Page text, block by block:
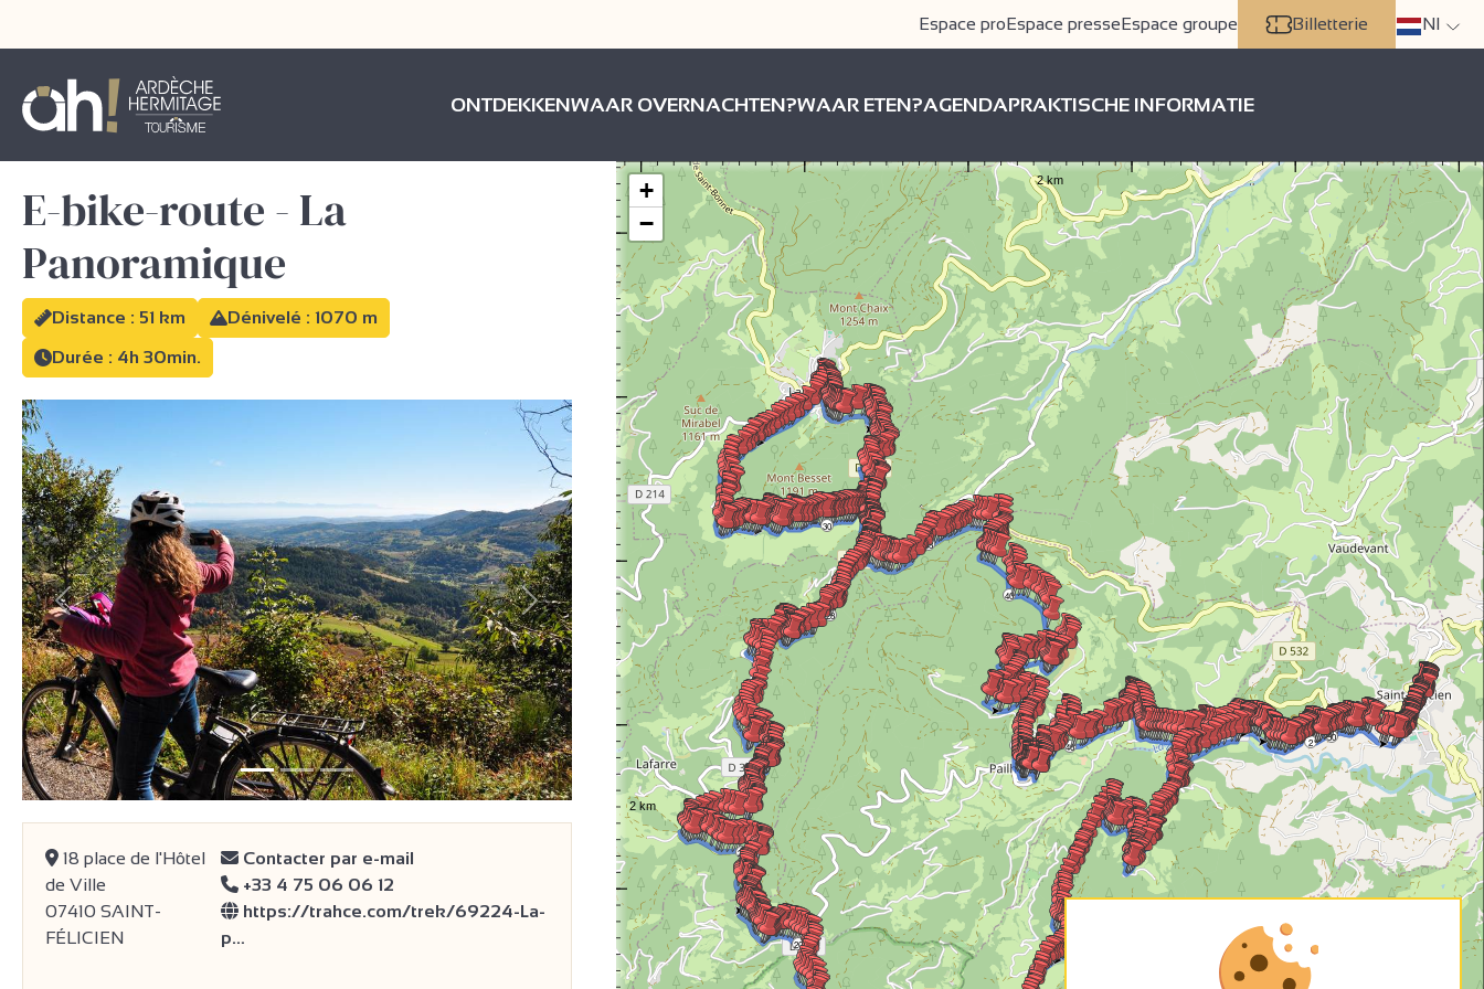
Espace proEspace presseEspace groupe Billetterie Nl
ONTDEKKENWAAR OVERNACHTEN?WAAR ETEN?AGENDAPRAKTISCHE INFORMATIE
E-bike-route - La
Panoramique
Distance : 51 km Dénivelé : 1070 m
Durée : 4h 30min.
Vorige Volgende
18 place de l'Hôtel
de Ville
07410 SAINT-
FÉLICIEN
Contacter par e-mail
+33 4 75 06 06 12
https://trahce.com/trek/69224-La-
p…
32
48
8
24
40
4
20
28
36
44 2
6
22
26
30
34
38
42
46
50
+
−